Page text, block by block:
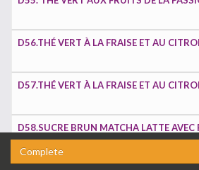
D57.THÉ VERT À LA FRAISE ET AU
Complete